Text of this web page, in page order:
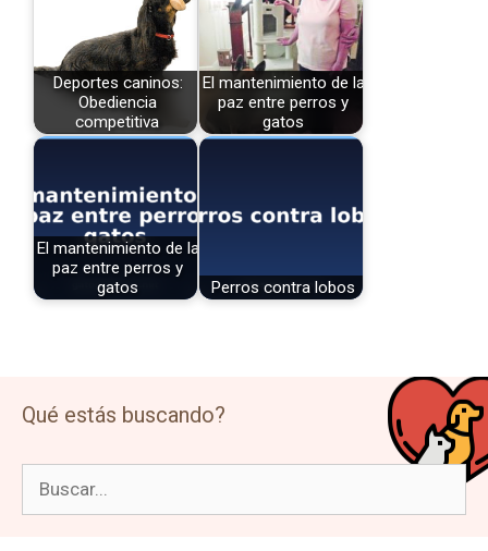
Deportes caninos:
Obediencia
competitiva
El mantenimiento de la
paz entre perros y
gatos
El mantenimiento de la
paz entre perros y
gatos
Perros contra lobos
Qué estás buscando?